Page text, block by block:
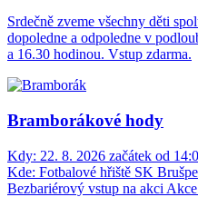
Srdečně zveme všechny děti
dopoledne a odpoledne v
a 16.30 hodinou. Vstup zdarma.
Bramborákové hody
Kdy: 22. 8. 2026 začátek od
Kde: Fotbalové hřiště SK
Bezbariérový vstup na akci